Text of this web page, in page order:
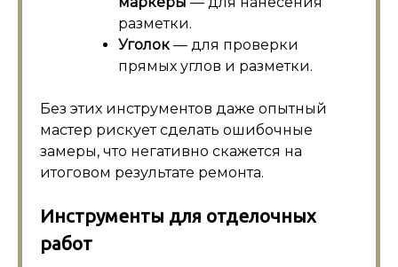
разметки.
Уголок — для проверки
прямых углов и разметки.
Без этих инструментов даже опытный
мастер рискует сделать ошибочные
замеры, что негативно скажется на
итоговом результате ремонта.
Инструменты для отделочных
работ